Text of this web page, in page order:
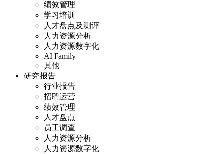
绩效管理
学习培训
人才盘点及测评
人力资源分析
人力资源数字化
AI Family
其他
研究报告
行业报告
招聘运营
绩效管理
人才盘点
员工调查
人力资源分析
人力资源数字化